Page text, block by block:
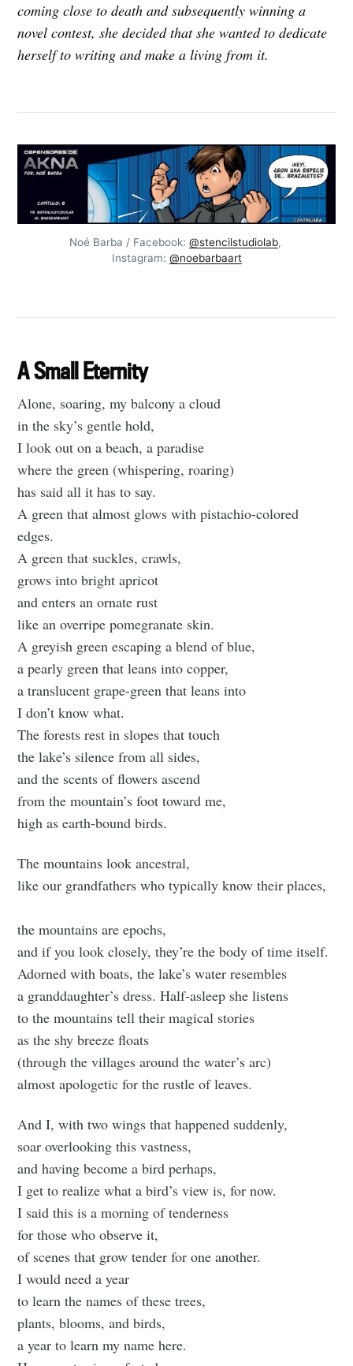
coming close to death and subsequently winning a
novel contest, she decided that she wanted to dedicate
herself to writing and make a living from it.
Noé Barba / Facebook: @‌stencilstudiolab,
Instagram:
@‌noebarbaart
A Small Eternity
Alone, soaring, my balcony a cloud
in the sky’s gentle hold,
I look out on a beach, a paradise
where the green (whispering, roaring)
has said all it has to say.
A green that almost glows with pistachio-colored
edges.
A green that suckles, crawls,
grows into bright apricot
and enters an ornate rust
like an overripe pomegranate skin.
A greyish green escaping a blend of blue,
a pearly green that leans into copper,
a translucent grape-green that leans into
I don’t know what.
The forests rest in slopes that touch
the lake’s silence from all sides,
and the scents of flowers ascend
from the mountain’s foot toward me,
high as earth-bound birds.
The mountains look ancestral,
like our grandfathers who typically know their places,
the mountains are epochs,
and if you look closely, they’re the body of time itself.
Adorned with boats, the lake’s water resembles
a granddaughter’s dress. Half-asleep she listens
to the mountains tell their magical stories
as the shy breeze floats
(through the villages around the water’s arc)
almost apologetic for the rustle of leaves.
And I, with two wings that happened suddenly,
soar overlooking this vastness,
and having become a bird perhaps,
I get to realize what a bird’s view is, for now.
I said this is a morning of tenderness
for those who observe it,
of scenes that grow tender for one another.
I would need a year
to learn the names of these trees,
plants, blooms, and birds,
a year to learn my name here.
Subscribe to
Tumbleweird
Stay up to date! Get all the latest &
greatest posts delivered straight to